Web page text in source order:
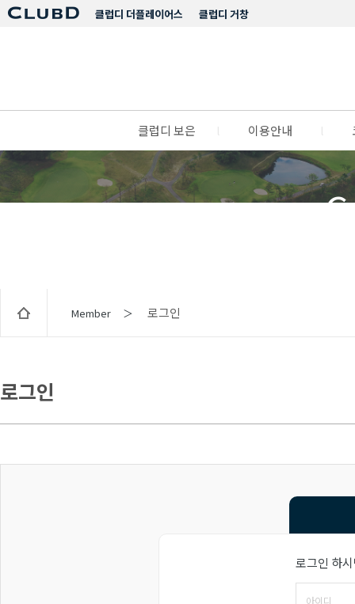
클럽디 거창
클럽디 더플레이어스
클럽디 보은 이용안내
Member ＞ 로그인
로그인
로그인 하